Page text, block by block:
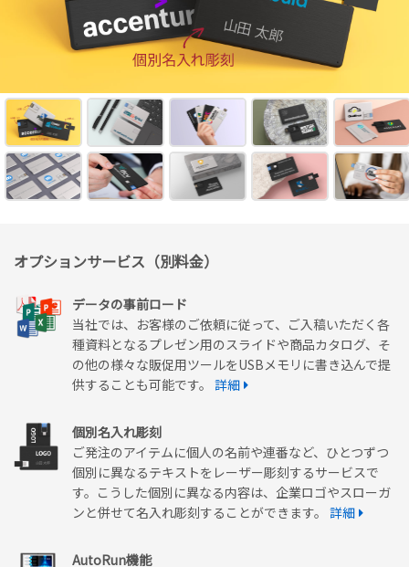
オプションサービス（別料金）
データの事前ロード
当社では、お客様のご依頼に従って、ご入稿いただく各
種資料となるプレゼン用のスライドや商品カタログ、そ
の他の様々な販促用ツールをUSBメモリに書き込んで提
供することも可能です。 詳細
個別名入れ彫刻
ご発注のアイテムに個人の名前や連番など、ひとつずつ
個別に異なるテキストをレーザー彫刻するサービスで
す。こうした個別に異なる内容は、企業ロゴやスローガ
ンと併せて名入れ彫刻することができます。 詳細
AutoRun機能